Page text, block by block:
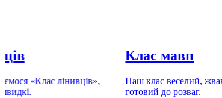
«Клас лінивців»,
Клас мавп
Наш клас веселий,
готовий до розваг.